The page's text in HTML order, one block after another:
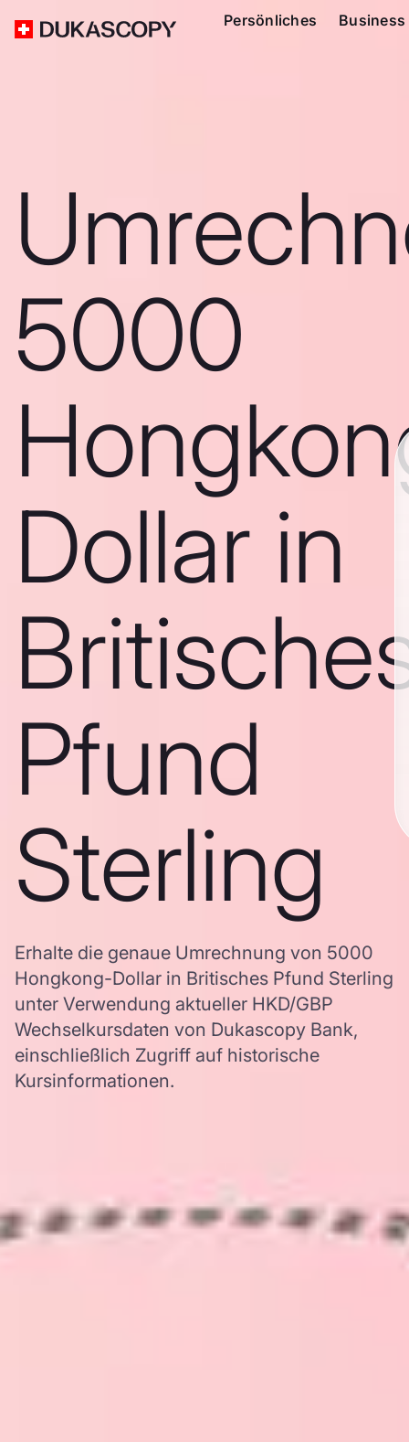
Persönliches Business
5000
Dollar in
Pfund
Sterling
Erhalte die genaue Umrechnung von 5000
Hongkong-Dollar in Britisches Pfund Sterling
unter Verwendung aktueller HKD/GBP
Wechselkursdaten von Dukascopy Bank,
einschließlich Zugriff auf historische
Kursinformationen.